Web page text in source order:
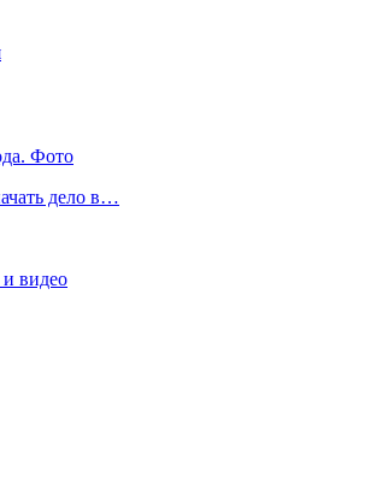
Фото
дело в…
видео